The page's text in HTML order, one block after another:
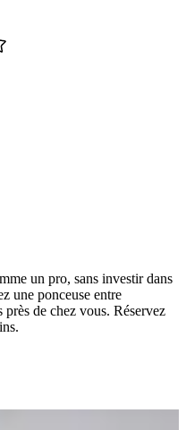
un pro, sans investir dans
une ponceuse entre
de chez vous. Réservez